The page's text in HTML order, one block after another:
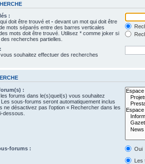
:
doit être trouvé et - devant un mot qui doit être
mots séparés entre des barres verticales
mots doit être trouvé. Utilisez * comme joker si
recherches partielles.
souhaitez effectuer des recherches
:
forums dans le(s)quel(s) vous souhaitez
sous-forums seront automatiquement inclus
ne désactivez pas l’option « Rechercher dans les
dessous.
forums :
Oui
Les